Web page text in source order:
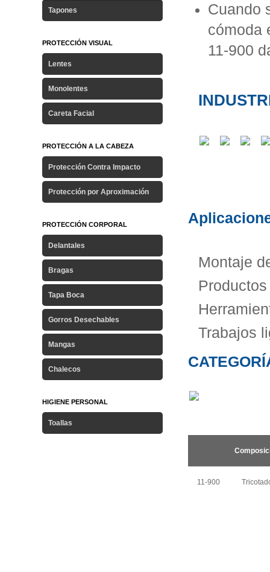
Cuando
cómoda
11-900
Montaje
Trabajos
11-900
Tapones
PROTECCIÓN VISUAL
Lentes
Monolentes
Careta Facial
PROTECCIÓN A LA CABEZA
Protección Contra Impacto
Protección por Aproximación
PROTECCIÓN CORPORAL
Delantales
Bragas
Tapa Boca
Gorros Desechables
Mangas
Chalecos
HIGIENE PERSONAL
Toallas